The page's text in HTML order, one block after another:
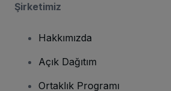
Şirketimiz
Hakkımızda
Açık Dağıtım
Ortaklık Programı